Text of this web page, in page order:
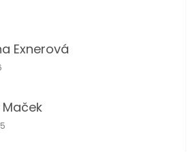
Exnerová
obchodu je 5 z 5 hvězdiček.
obchodu je 5 z 5 hvězdiček.